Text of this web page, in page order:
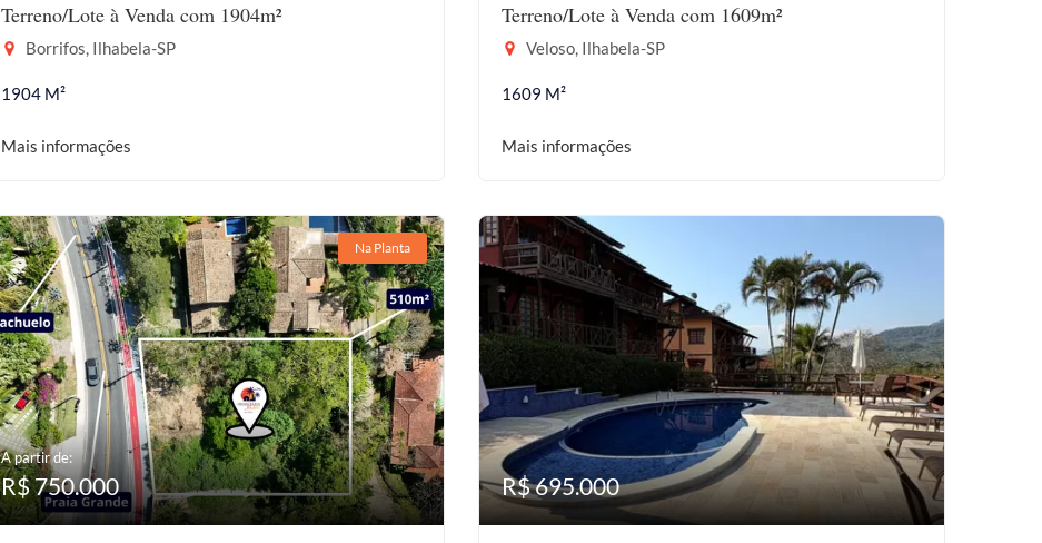
Terreno/Lote à Venda com 1904m²
Borrifos, Ilhabela-SP
1904 M²
Mais informações
Terreno/Lote à Venda com 1609m²
Veloso, Ilhabela-SP
1609 M²
Mais informações
Na Planta
A partir de:
R$ 750.000 R$ 695.000